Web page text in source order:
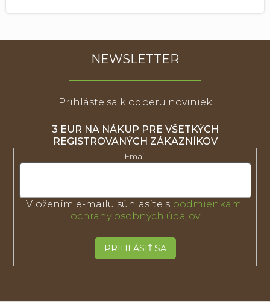
NEWSLETTER
Prihláste sa k odberu noviniek
3 EUR NA NÁKUP PRE VŠETKÝCH
REGISTROVANÝCH ZÁKAZNÍKOV
Email
Vložením e-mailu súhlasíte s podmienkami
ochrany osobných údajov
PRIHLÁSIŤ SA